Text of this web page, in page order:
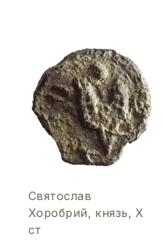
Святослав
Хоробрий, князь, Х
ст